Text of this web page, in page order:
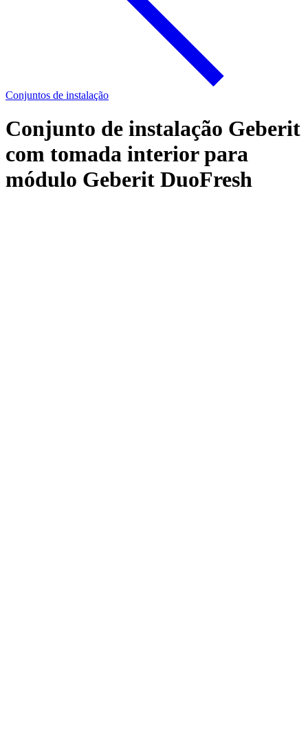
Conjuntos de instalação
Conjunto de instalação Geberit
com tomada interior para
módulo Geberit DuoFresh